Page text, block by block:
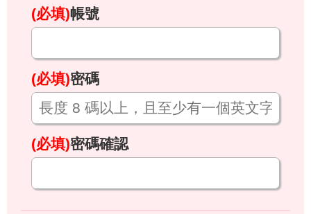
(必填)帳號
(必填)密碼
(必填)密碼確認